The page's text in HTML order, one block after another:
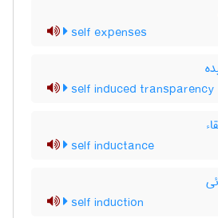
self expenses
self induced transparency
self inductance
self induction